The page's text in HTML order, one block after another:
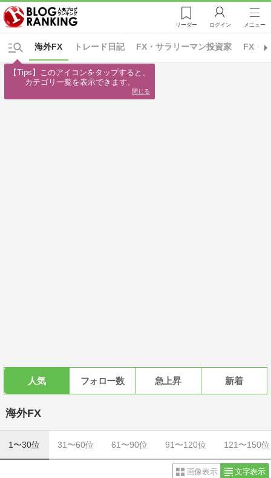
リーダー ログイン メニュー
トレード日記 FX・サラリーマン投資家 FX・
海外FX
人気 フォロー数 急上昇 新着
海外FX
1〜30位 31〜60位 61〜90位 91〜120位 121〜150位
画像表示 文字表示
【Tips】このアイコンをタップすると、
カテゴリ一覧を表示できます。
閉じる